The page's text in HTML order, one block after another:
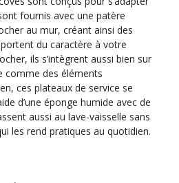
fournis avec une patère
au mur, créant ainsi des
du caractère à votre
ils s’intègrent aussi bien sur
comme des éléments
ces plateaux de service se
d’une éponge humide avec de
aussi au lave-vaisselle sans
les rend pratiques au quotidien.